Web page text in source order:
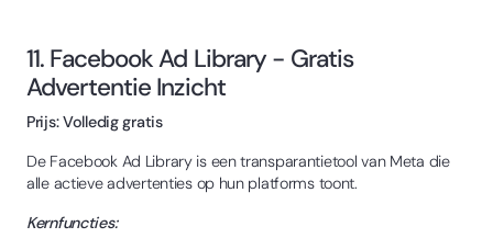
11. Facebook Ad Library - Gratis
Advertentie Inzicht
Prijs: Volledig gratis
De Facebook Ad Library is een transparantietool van Meta die
alle actieve advertenties op hun platforms toont.
Kernfuncties: